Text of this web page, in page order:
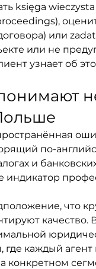
księga
или
или не
узнает об
по-
и
индикатор
что
качество.
каждый
конкретном